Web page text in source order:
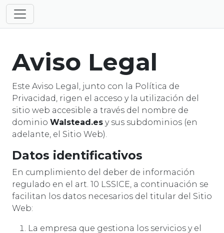
Aviso Legal
Este Aviso Legal, junto con la Política de
Privacidad, rigen el acceso y la utilización del
sitio web accesible a través del nombre de
dominio Walstead.es y sus subdominios (en
adelante, el Sitio Web).
Datos identificativos
En cumplimiento del deber de información
regulado en el art. 10 LSSICE, a continuación se
facilitan los datos necesarios del titular del Sitio
Web:
La empresa que gestiona los servicios y el